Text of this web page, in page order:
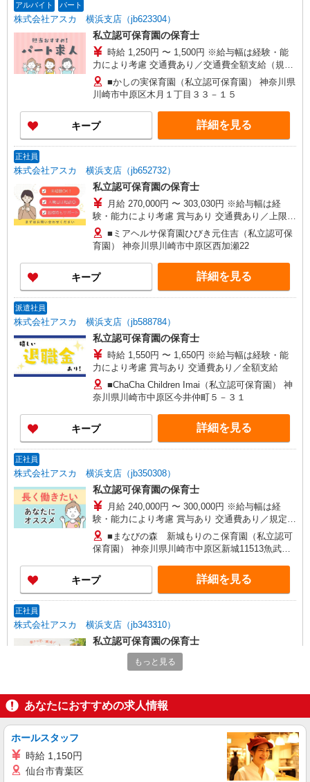
アルバイト パート
株式会社アスカ 横浜支店（jb623304）
私立認可保育園の保育士
時給 1,250円 〜 1,500円 ※給与幅は経験・能
力により考慮 交通費あり／交通費全額支給（規定
有） ※手当あり
■かしの実保育園（私立認可保育園） 神奈川県
川崎市中原区木月１丁目３３－１５
キープ 詳細を見る
正社員
株式会社アスカ 横浜支店（jb652732）
私立認可保育園の保育士
月給 270,000円 〜 303,030円 ※給与幅は経
験・能力により考慮 賞与あり 交通費あり／上限5
万円/月 基本給 ：209,800円 資格手当：20,000円
調整手当：40,200円
■ミアヘルサ保育園ひびき元住吉（私立認可保
育園） 神奈川県川崎市中原区西加瀬22
キープ 詳細を見る
派遣社員
株式会社アスカ 横浜支店（jb588784）
私立認可保育園の保育士
時給 1,550円 〜 1,650円 ※給与幅は経験・能
力により考慮 賞与あり 交通費あり／全額支給
■ChaCha Children Imai（私立認可保育園） 神
奈川県川崎市中原区今井仲町５－３１
キープ 詳細を見る
正社員
株式会社アスカ 横浜支店（jb350308）
私立認可保育園の保育士
月給 240,000円 〜 300,000円 ※給与幅は経
験・能力により考慮 賞与あり 交通費あり／規定あ
り 給与内訳 ・月給 240,000円〜300,000円 ・調
整手当：3万7000円〜5万8000円 ・役職手当：0〜
2万円 ・固定残業代（4時間分）：1万円 ※別途、
経験手当・管理職手当・リーダー手当あり
■まなびの森 新城もりのこ保育園（私立認可
保育園） 神奈川県川崎市中原区新城11513魚武ビ
キープ 詳細を見る
正社員
株式会社アスカ 横浜支店（jb343310）
私立認可保育園の保育士
月給 260,700円 〜 326,700円 ※給与幅は経
験・能力により考慮 賞与あり 交通費あり／上限5
円/時間 18時〜閉園：400円/時間
園） 神奈川県川崎市中原区北谷町24－3
詳細を見る
派遣社員 紹介予定派遣
ベルサンテ株式会社 京都支社
もっと見る
あなたにおすすめの求人情報
ホールスタッフ
時給 1,150円
仙台市青葉区